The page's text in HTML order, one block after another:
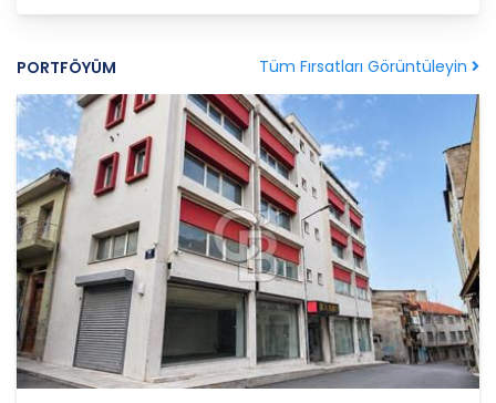
Amaç İçin Gerekli Olan Süre Kadar Muhafaza
Etme
CB Gayrimenkul Franchising Pazarlama ve
Danışmanlık Hizmetleri A.Ş. Türk Ceza Kanunu’nun
138. maddesine ve KVK Kanunu’nun 4. ve 7.
maddelerine uygun olarak; işledikleri kişisel verileri,
yalnızca ilgili mevzuat ve kanunlarda öngörülen
veya kişisel veri işleme amacının gerektirdiği süre
kadar muhafaza edecektir. CB Gayrimenkul
Franchising Pazarlama ve Danışmanlık Hizmetleri
A.Ş. öncelikle ilgili mevzuatta kişisel verilerin
saklanması için bir süre öngörülüp
öngörülmediğini tespit edecek, bir süre
belirlenmişse bu süreye uygun davranacak, bir
PORTFÖYÜM Tüm Fırsatları Görüntüleyin